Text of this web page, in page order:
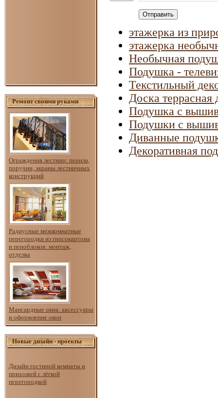
Ремонт своими руками
Ограждения лестниц: перила,
поручни, экраны лестничных
конструкций
Радиусные межкомнатные
перегородки из гипсокартона
и пеноблоков: монтаж,
отделка
Мансардные окна: аксессуары
и оформление окон
Новые дизайн - проекты
Дизайн гостиной комнаты и
прихожей с лёгкой
перегородкой
Отправить
этажерка из
этажерка
Необычная
Подушка -
Текстильный
Доска
Подушка с
Подушки с
Диванные
Декоративная